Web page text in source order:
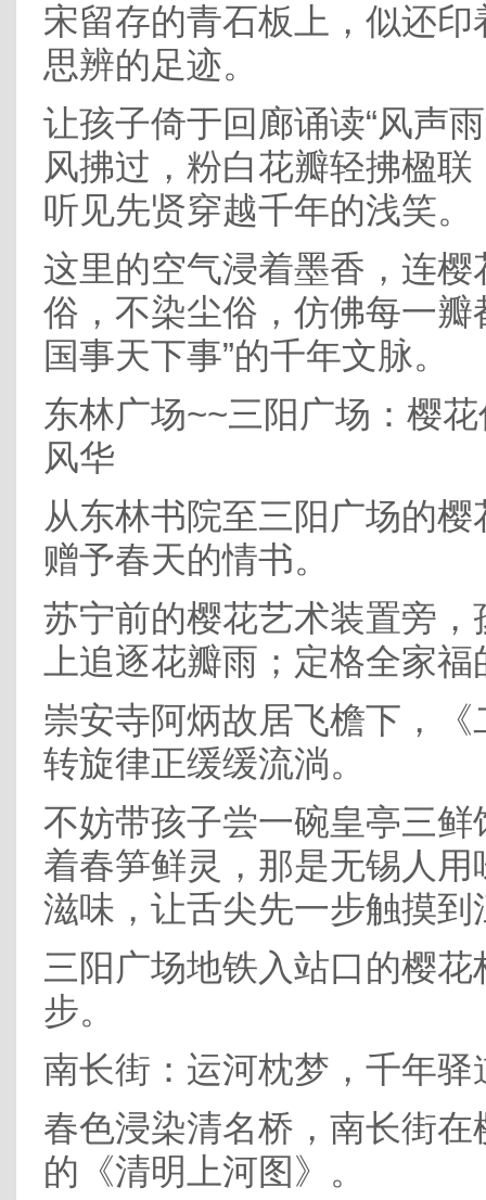
宋留存的青石板上，似还
思辨的足迹。
让孩子倚于回廊诵读“风声
风拂过，粉白花瓣轻拂楹
听见先贤穿越千年的浅笑。
这里的空气浸着墨香，连
俗，不染尘俗，仿佛每一瓣
国事天下事”的千年文脉。
东林广场~~三阳广场：樱
风华
从东林书院至三阳广场的
赠予春天的情书。
苏宁前的樱花艺术装置旁
上追逐花瓣雨；定格全家
崇安寺阿炳故居飞檐下，
转旋律正缓缓流淌。
不妨带孩子尝一碗皇亭三
着春笋鲜灵，那是无锡人
滋味，让舌尖先一步触摸到
三阳广场地铁入站口的樱
步。
南长街：运河枕梦，千年驿
春色浸染清名桥，南长街
的《清明上河图》。